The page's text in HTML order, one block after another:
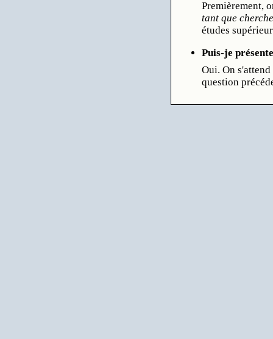
Premièrement,
tant que
études
Puis-je
Oui. On
question